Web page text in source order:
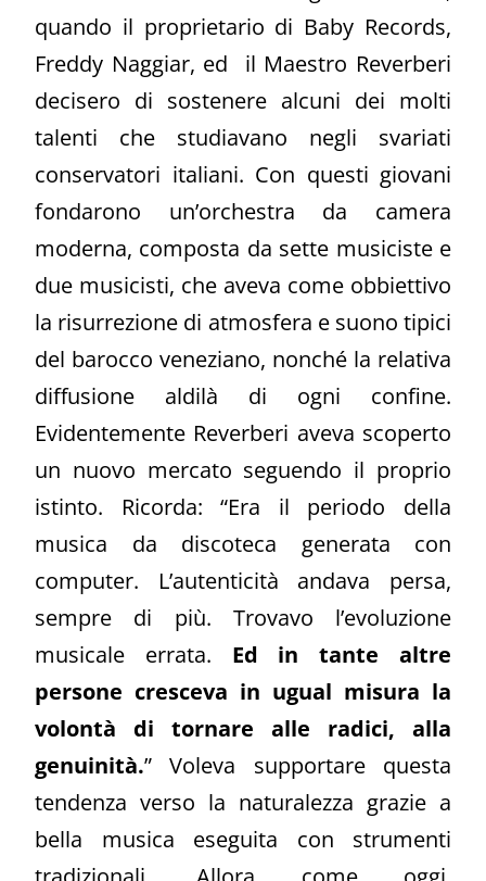
quando il proprietario di Baby Records,
Freddy Naggiar, ed il Maestro Reverberi
decisero di sostenere alcuni dei molti
talenti che studiavano negli svariati
conservatori italiani. Con questi giovani
fondarono un’orchestra da camera
moderna, composta da sette musiciste e
due musicisti, che aveva come obbiettivo
la risurrezione di atmosfera e suono tipici
del barocco veneziano, nonché la relativa
diffusione aldilà di ogni confine.
Evidentemente Reverberi aveva scoperto
un nuovo mercato seguendo il proprio
istinto. Ricorda: “Era il periodo della
musica da discoteca generata con
computer. L’autenticità andava persa,
sempre di più. Trovavo l’evoluzione
musicale errata. Ed in tante altre
persone cresceva in ugual misura la
volontà di tornare alle radici, alla
genuinità.” Voleva supportare questa
tendenza verso la naturalezza grazie a
bella musica eseguita con strumenti